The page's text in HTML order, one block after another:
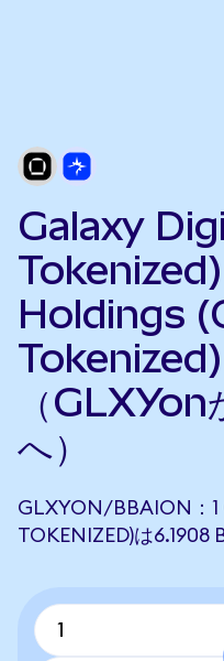
Galaxy
Holdings
Tokenized)
（
へ）
GLXYON/BBAION：1
TOKENIZED)は6.1908